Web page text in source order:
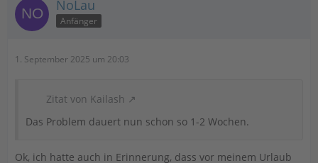
NoLau
Anfänger
1. September 2025 um 20:03
Zitat von Kailash
Das Problem dauert nun schon so 1-2 Wochen.
Ok, ich hatte auch in Erinnerung, dass vor meinem Urlaub